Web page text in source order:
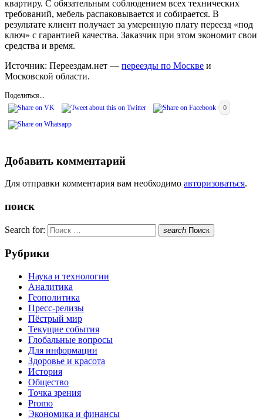
квартиру. С обязательным соблюдением всех технических
требований, мебель распаковывается и собирается. В
результате клиент получает за умеренную плату переезд «под
ключ» с гарантией качества. Заказчик при этом экономит свои
средства и время.
Источник: Переездам.нет — переезды по Москве и
Московской области.
Поделиться...
0
Добавить комментарий
Для отправки комментария вам необходимо авторизоваться.
поиск
Search for: search Поиск
Рубрики
Наука и технологии
Аналитика
Геополитика
Пресс-релизы
Пёстрый мир
Текущие события
Глобальные вопросы
Для информации
Здоровье и красота
История
Общество
Точка зрения
Promo
Экономика и финансы